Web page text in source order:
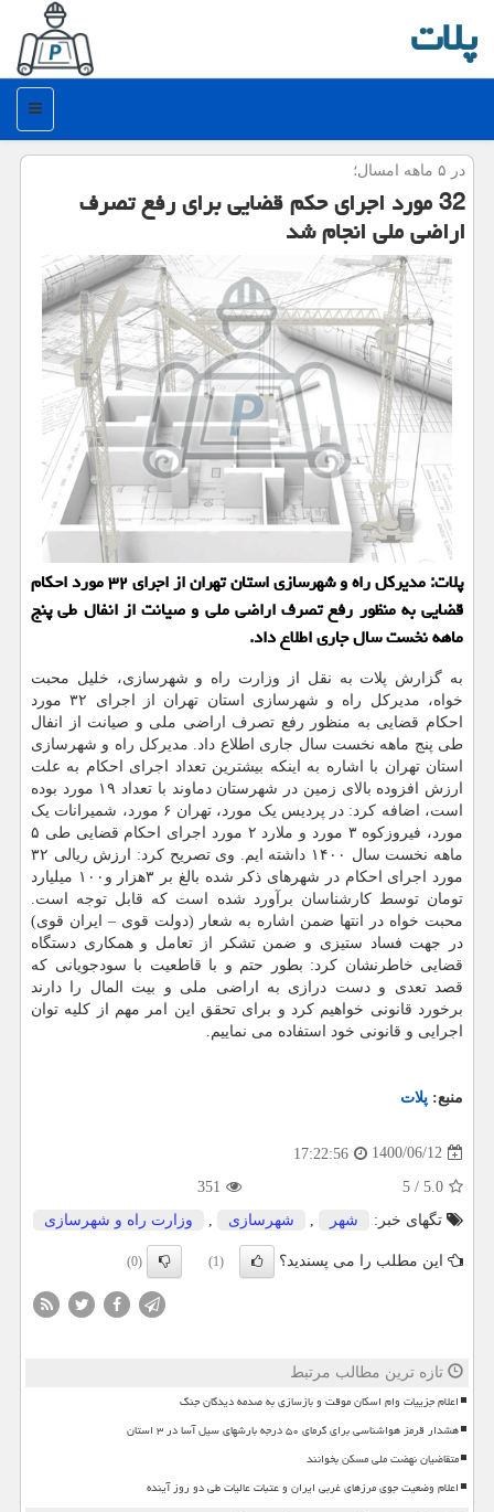
پلات
منو
در ۵ ماهه امسال؛
32 مورد اجرای حکم قضایی برای رفع تصرف
اراضی ملی انجام شد
پلات: مدیرکل راه و شهرسازی استان تهران از اجرای ۳۲ مورد احکام
قضایی به منظور رفع تصرف اراضی ملی و صیانت از انفال طی پنج
ماهه نخست سال جاری اطلاع داد.
به گزارش پلات به نقل از وزارت راه و شهرسازی، خلیل محبت
خواه، مدیرکل راه و شهرسازی استان تهران از اجرای ۳۲ مورد
احکام قضایی به منظور رفع تصرف اراضی ملی و صیانت از انفال
طی پنج ماهه نخست سال جاری اطلاع داد. مدیرکل راه و شهرسازی
استان تهران با اشاره به اینکه بیشترین تعداد اجرای احکام به علت
ارزش افزوده بالای زمین در شهرستان دماوند با تعداد ۱۹ مورد بوده
است، اضافه کرد: در پردیس یک مورد، تهران ۶ مورد، شمیرانات یک
مورد، فیروزکوه ۳ مورد و ملارد ۲ مورد اجرای احکام قضایی طی ۵
ماهه نخست سال ۱۴۰۰ داشته ایم. وی تصریح کرد: ارزش ریالی ۳۲
مورد اجرای احکام در شهرهای ذکر شده بالغ بر ۳هزار و۱۰۰ میلیارد
تومان توسط کارشناسان برآورد شده است که قابل توجه است.
محبت خواه در انتها ضمن اشاره به شعار (دولت قوی – ایران قوی)
در جهت فساد ستیزی و ضمن تشکر از تعامل و همکاری دستگاه
قضایی خاطرنشان کرد: بطور حتم و با قاطعیت با سودجویانی که
قصد تعدی و دست درازی به اراضی ملی و بیت المال را دارند
برخورد قانونی خواهیم کرد و برای تحقق این امر مهم از کلیه توان
اجرایی و قانونی خود استفاده می نماییم.
منبع: پلات
1400/06/12
17:22:56
5.0
/
5
351
تگهای خبر:
شهر شهرسازی وزارت راه و شهرسازی
این مطلب را می پسندید؟ (1)
(0)
تازه ترین مطالب مرتبط
اعلام جزییات وام اسکان موقت و بازسازی به صدمه دیدگان جنگ
هشدار قرمز هواشناسی برای گرمای ۵۰ درجه بارشهای سیل آسا در ۳ استان
متقاضیان نهضت ملی مسکن بخوانند
اعلام وضعیت جوی مرزهای غربی ایران و عتبات عالیات طی دو روز آینده